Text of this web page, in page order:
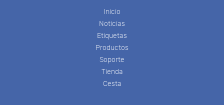
Inicio
Noticias
Etiquetas
Productos
Soporte
Tienda
Cesta